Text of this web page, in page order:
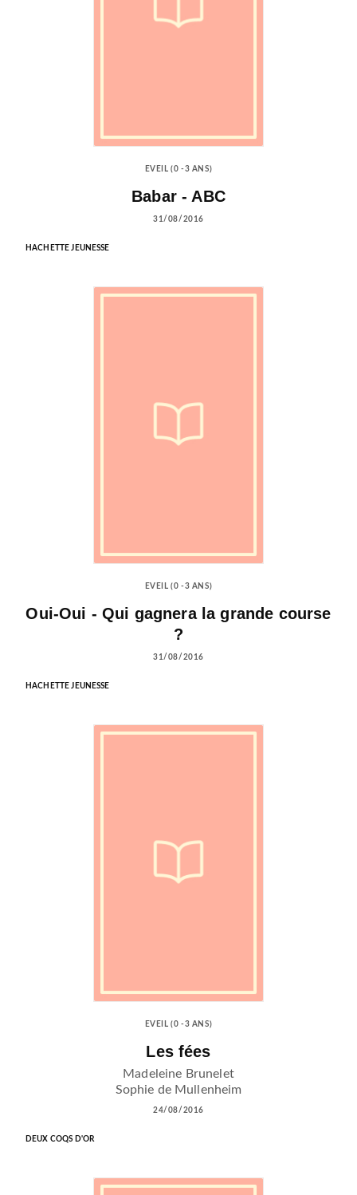
EVEIL (0 -3 ANS)
Babar - ABC
31/08/2016
HACHETTE JEUNESSE
EVEIL (0 -3 ANS)
Oui-Oui - Qui gagnera la grande course
?
31/08/2016
HACHETTE JEUNESSE
EVEIL (0 -3 ANS)
Les fées
Madeleine Brunelet
Sophie de Mullenheim
24/08/2016
DEUX COQS D'OR